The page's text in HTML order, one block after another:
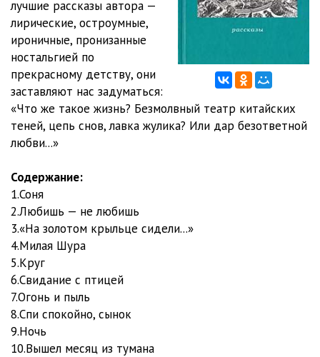
Тол33
Тол34
лучшие рассказы автора —
лирические, остроумные,
ироничные, пронизанные
ностальгией по
прекрасному детству, они
заставляют нас задуматься:
«Что же такое жизнь? Безмолвный театр китайских
теней, цепь снов, лавка жулика? Или дар безответной
любви...»
Содержание:
1.Соня
2.Любишь — не любишь
3.«На золотом крыльце сидели...»
4.Милая Шура
5.Круг
6.Свидание с птицей
7.Огонь и пыль
8.Спи спокойно, сынок
9.Ночь
10.Вышел месяц из тумана